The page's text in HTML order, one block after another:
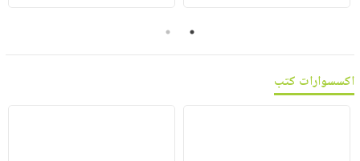
صابون
مناسبات
فيديوهات
يتكرر
طرحها
خدمات
نشرة
الإصدارات
1
2
اكسسوارات كتب